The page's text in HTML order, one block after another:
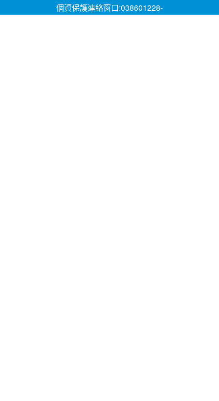
個資保護連絡窗口:038601228-